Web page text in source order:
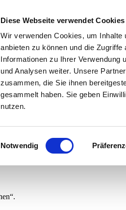
Diese Webseite verwendet Cookies
Wir verwenden Cookies, um
anbieten zu können und die
Informationen zu Ihrer Verwendung
und Analysen weiter. Unsere
zusammen, die Sie ihnen
gesammelt haben. Sie geben
nutzen.
Einwilligungsauswahl
Notwendig